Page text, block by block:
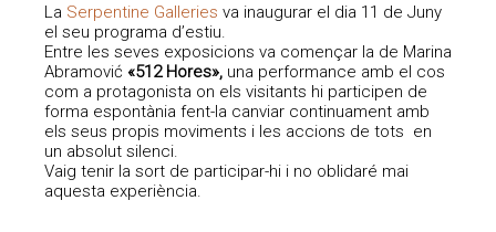
La Serpentine Galleries va inaugurar el dia 11 de Juny
el seu programa d’estiu.
Entre les seves exposicions va començar la de Marina
Abramović «512 Hores», una performance amb el cos
com a protagonista on els visitants hi participen de
forma espontània fent-la canviar continuament amb
els seus propis moviments i les accions de tots en
un absolut silenci.
Vaig tenir la sort de participar-hi i no oblidaré mai
aquesta experiència.